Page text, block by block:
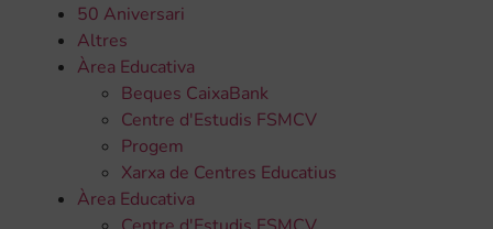
50 Aniversari
Altres
Àrea Educativa
Beques CaixaBank
Centre d'Estudis FSMCV
Progem
Xarxa de Centres Educatius
Àrea Educativa